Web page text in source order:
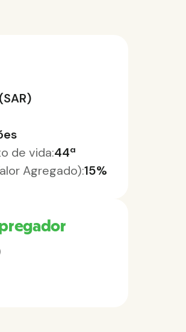
de vida:44ª
Agregado):15%